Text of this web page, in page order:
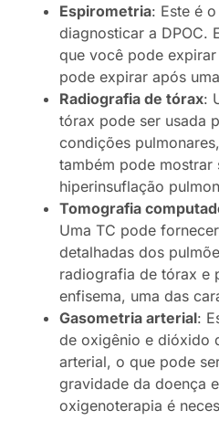
Espirometria: Este é
diagnosticar a DPOC.
que você pode
pode expirar após
Radiografia de tórax:
tórax pode ser usada
condições
também pode mostrar
hiperinsuflação
Tomografia
Uma TC pode
detalhadas dos
radiografia de tórax e
enfisema, uma das
Gasometria arterial:
de oxigênio e dióxido
arterial, o que pode
gravidade da doença
oxigenoterapia é